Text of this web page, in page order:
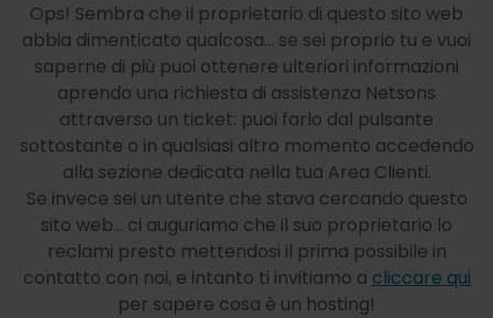
Ops! Sembra che il proprietario di questo sito web
abbia dimenticato qualcosa... se sei proprio tu e vuoi
saperne di più puoi ottenere ulteriori informazioni
aprendo una richiesta di assistenza Netsons
attraverso un ticket: puoi farlo dal pulsante
sottostante o in qualsiasi altro momento accedendo
alla sezione dedicata nella tua Area Clienti.
Se invece sei un utente che stava cercando questo
sito web... ci auguriamo che il suo proprietario lo
reclami presto mettendosi il prima possibile in
contatto con noi, e intanto ti invitiamo a cliccare qui
per sapere cosa è un hosting!